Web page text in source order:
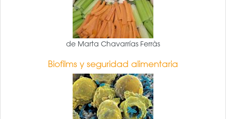
de Marta Chavarrías Ferràs
Biofilms y seguridad alimentaria